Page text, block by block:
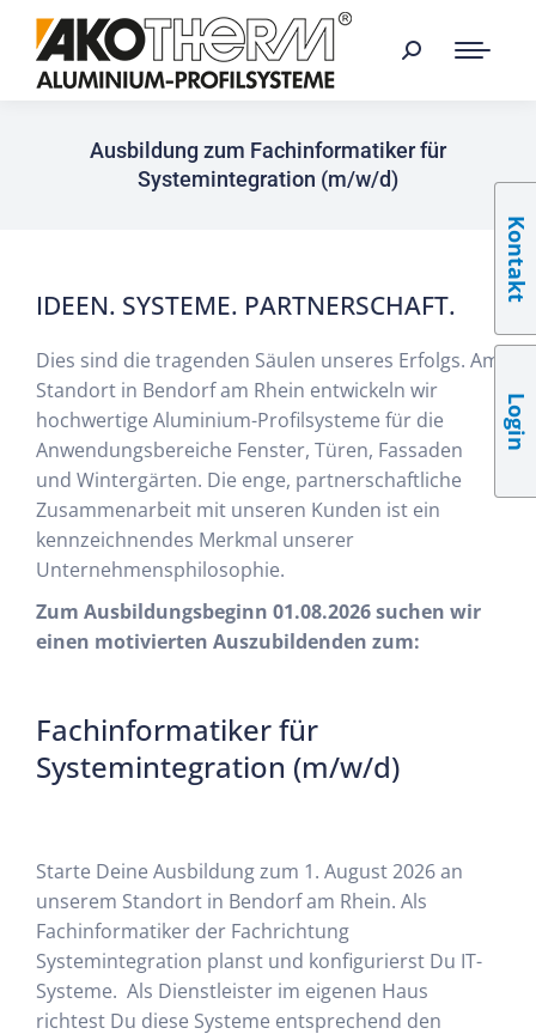
Ausbildung zum Fachinformatiker für
Systemintegration (m/w/d)
IDEEN. SYSTEME. PARTNERSCHAFT.
Dies sind die tragenden Säulen unseres Erfolgs. Am
Standort in Bendorf am Rhein entwickeln wir
hochwertige Aluminium-Profilsysteme für die
Anwendungsbereiche Fenster, Türen, Fassaden
und Wintergärten. Die enge, partnerschaftliche
Zusammenarbeit mit unseren Kunden ist ein
kennzeichnendes Merkmal unserer
Unternehmensphilosophie.
Zum Ausbildungsbeginn 01.08.2026 suchen wir
einen motivierten Auszubildenden zum:
Fachinformatiker für
Systemintegration (m/w/d)
Starte Deine Ausbildung zum 1. August 2026 an
unserem Standort in Bendorf am Rhein. Als
Fachinformatiker der Fachrichtung
Systemintegration planst und konfigurierst Du IT-
Systeme. Als Dienstleister im eigenen Haus
richtest Du diese Systeme entsprechend den
Kontakt
Login